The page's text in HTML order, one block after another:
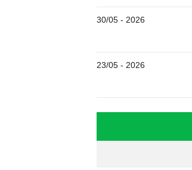
30/05 - 2026
23/05 - 2026